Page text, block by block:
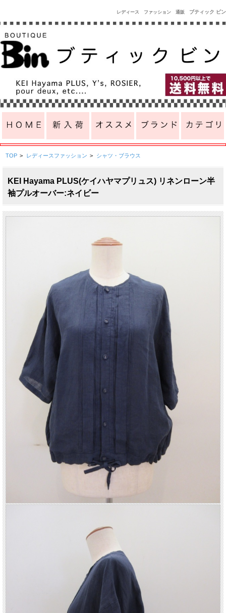
レディース ファッション 通販 ブティック ビン
TOP > レディースファッション > シャツ・ブラウス
KEI Hayama PLUS(ケイハヤマプリュス) リネンローン半
袖プルオーバー:ネイビー